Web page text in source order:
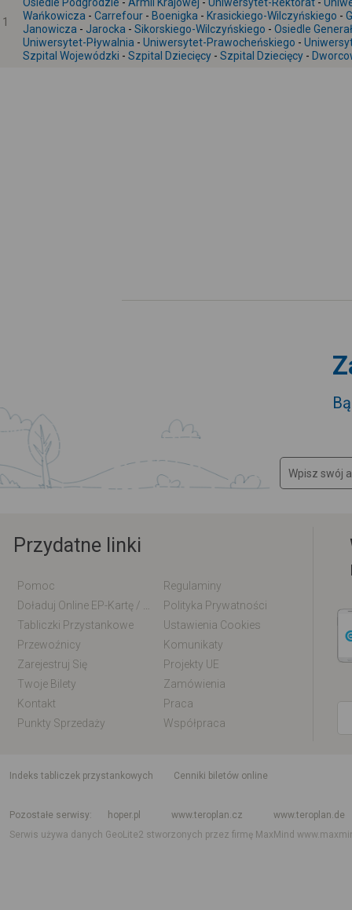
1
Wańkowicza - Carrefour - Boenigka - Krasickiego-Wilczyńskiego -
Janowicza - Jarocka - Sikorskiego-Wilczyńskiego - Osiedle
Uniwersytet-Pływalnia - Uniwersytet-Prawocheńskiego -
Szpital Wojewódzki - Szpital Dziecięcy - Szpital Dziecięcy -
Przydatne linki
Pomoc
Regulaminy
Polityka Prywatności
Tabliczki Przystankowe
Ustawienia Cookies
Przewoźnicy
Komunikaty
Zarejestruj Się
Projekty UE
Twoje Bilety
Zamówienia
Kontakt
Praca
Punkty Sprzedaży
Współpraca
indeks tabliczek przystankowych
Cenniki biletów online
Pozostałe serwisy
hoper.pl www.teroplan.cz
www.teroplan.de
Serwis używa danych GeoLite2 stworzonych przez firmę MaxMind